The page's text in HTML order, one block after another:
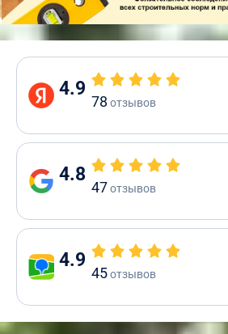
4.9
78 отзывов
4.8
47отзывов
4.9
45отзывов